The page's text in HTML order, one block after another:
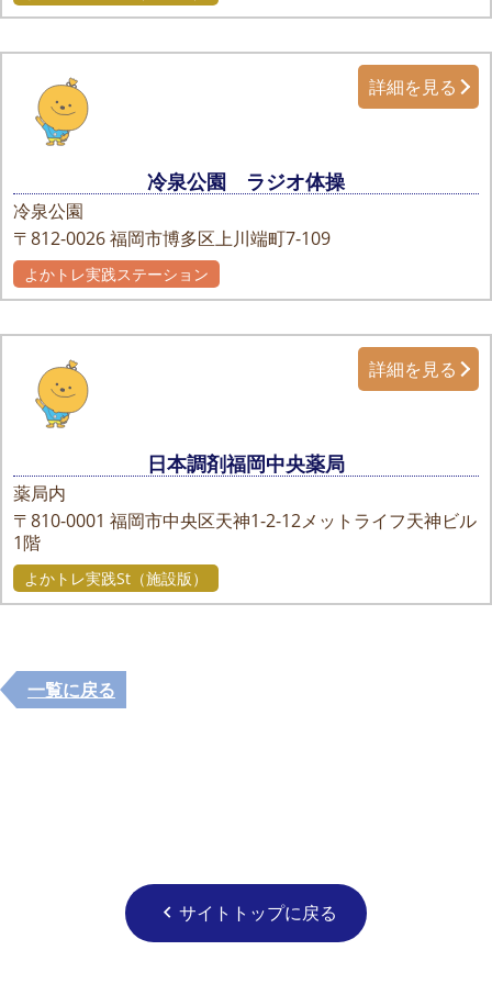
冷泉公園 ラジオ体操
冷泉公園
〒812-0026福岡市博多区上川端町7-109
詳細を見る
よかトレ実践ステーション
日本調剤福岡中央薬局
薬局内
〒810-0001 福岡市中央区天神1-2-12メットライフ天神ビル
1階
詳細を見る
よかトレ実践St（施設版）
一覧に戻る
chevron_left サイトトップに戻る